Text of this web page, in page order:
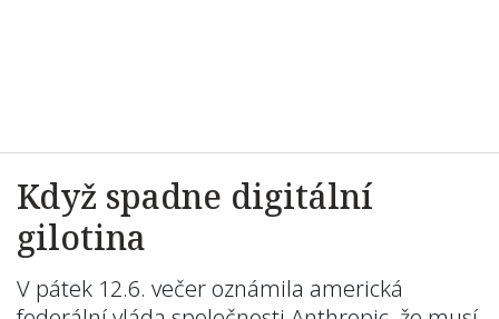
Když spadne digitální
gilotina
V pátek 12.6. večer oznámila americká